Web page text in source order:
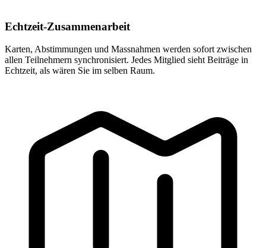
Echtzeit-Zusammenarbeit
Karten, Abstimmungen und Massnahmen werden sofort zwischen
allen Teilnehmern synchronisiert. Jedes Mitglied sieht Beiträge in
Echtzeit, als wären Sie im selben Raum.